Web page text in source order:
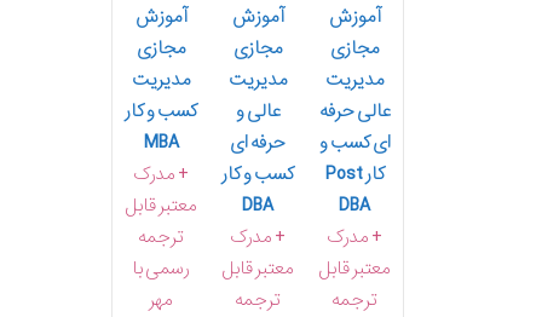
آموزش
مجازی
مدیریت
عالی حرفه
ای کسب و
کار Post
DBA
+ مدرک
معتبر قابل
ترجمه
آموزش
مجازی
مدیریت
عالی و
حرفه ای
کسب و کار
DBA
+ مدرک
معتبر قابل
ترجمه
آموزش
مجازی
مدیریت
کسب و کار
MBA
+ مدرک
معتبر قابل
ترجمه
رسمی با
مهر